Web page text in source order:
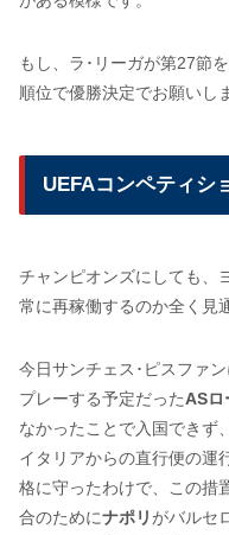
もし、ラ･リーガが第27節
順位で優勝決定でお願いし
UEFAコンペティシ
チャンピオンズにしても、
常に再稼働するのか全く見
今日サンチェス･ピスファン
プレーする予定だったASロ
なかったことで入国できず
イタリアからの直行便の運
格に守ったわけで、この措
合のためにナポリ がバルセ